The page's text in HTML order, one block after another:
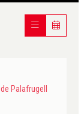
Palafrugell